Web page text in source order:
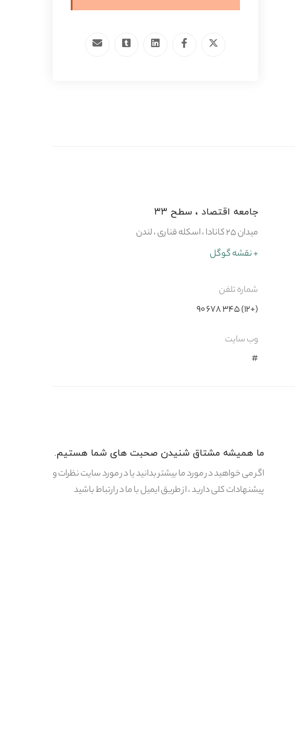
جامعه اقتصاد ، سطح ۳۳
میدان ۲۵ کانادا ، اسکله قناری ، لندن
+ نقشه گوگل
شماره تلفن
(+۱۲) ۳۴۵ ۶۷۸ ۹۰
وب سایت
#
ما همیشه مشتاق شنیدن صحبت های شما هستیم.
اگر می خواهید در مورد ما بیشتر بدانید یا در مورد سایت نظرات و
پیشنهادات کلی دارید ، از طریق ایمیل با ما در ارتباط باشید